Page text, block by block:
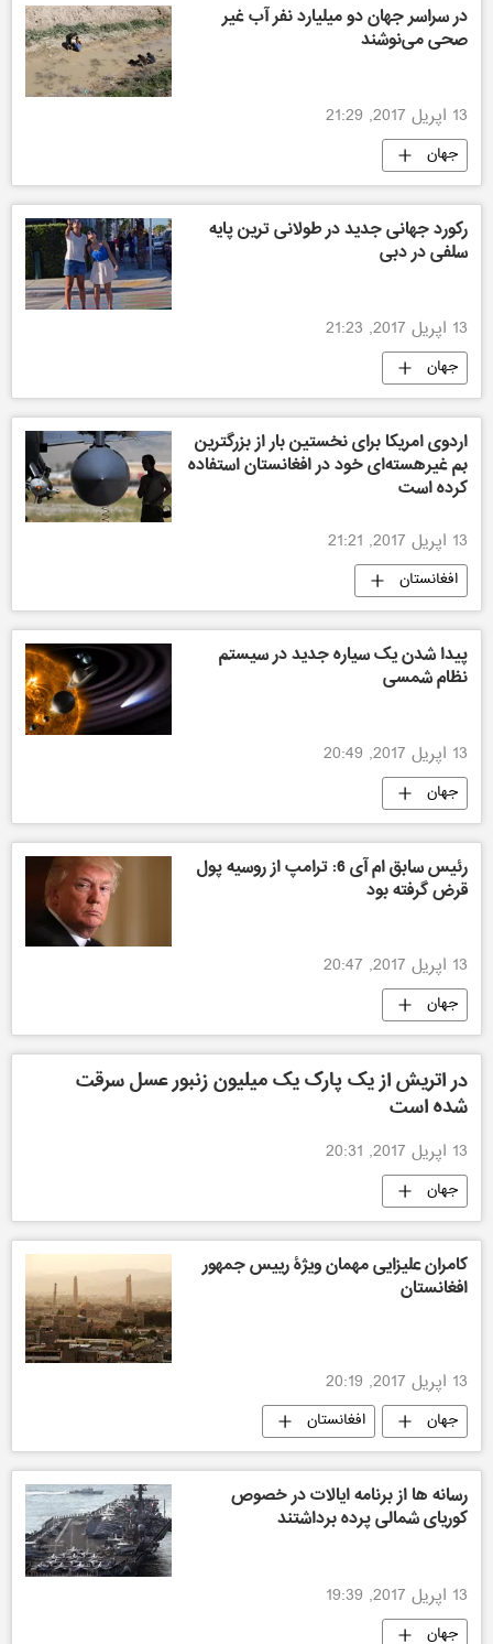
در سراسر جهان دو میلیارد نفر آب غیر
صحی می‌نوشند
13 اپریل 2017, 21:29
جهان
رکورد جهانی جدید در طولانی ترین پایه
سلفی در دبی
13 اپریل 2017, 21:23
جهان
اردوی ‫امریکا‬ برای نخستین بار از بزرگترین
بم غیرهسته‌ای خود در افغانستان استفاده
کرده است
13 اپریل 2017, 21:21
افغانستان
پیدا شدن یک سیاره جدید در سیستم
نظام شمسی
13 اپریل 2017, 20:49
جهان
رئیس سابق ام آی 6: ترامپ از روسیه پول
قرض گرفته بود
13 اپریل 2017, 20:47
جهان
در اتریش از یک پارک یک میلیون زنبور عسل سرقت
شده است
13 اپریل 2017, 20:31
جهان
کامران علیزایی مهمان ویژۀ رییس جمهور
افغانستان
13 اپریل 2017, 20:19
جهان افغانستان
رسانه ها از برنامه ایالات در خصوص
کوریای شمالی پرده برداشتند
13 اپریل 2017, 19:39
جهان